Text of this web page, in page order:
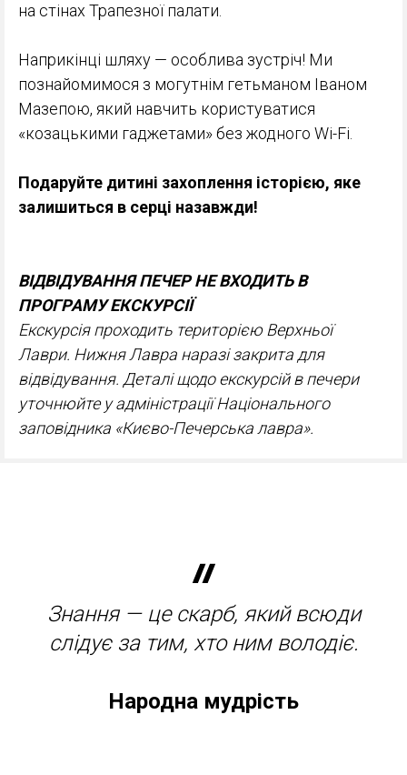
на стінах Трапезної палати.
Наприкінці шляху — особлива зустріч! Ми
познайомимося з могутнім гетьманом Іваном
Мазепою, який навчить користуватися
«козацькими гаджетами» без жодного Wi-Fi.
Подаруйте дитині захоплення історією, яке
залишиться в серці назавжди!
ВІДВІДУВАННЯ ПЕЧЕР НЕ ВХОДИТЬ В
ПРОГРАМУ ЕКСКУРСІЇ
Екскурсія проходить територією Верхньої
Лаври. Нижня Лавра наразі закрита для
відвідування. Деталі щодо екскурсій в печери
уточнюйте у адміністрації Національного
заповідника «Києво-Печерська лавра».
Знання — це скарб, який всюди
слідує за тим, хто ним володіє.
Народна мудрість